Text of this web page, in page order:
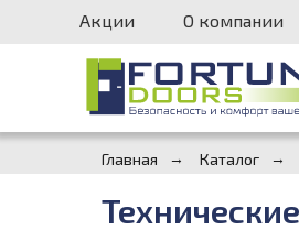
Акции О компании
Главная → Каталог →